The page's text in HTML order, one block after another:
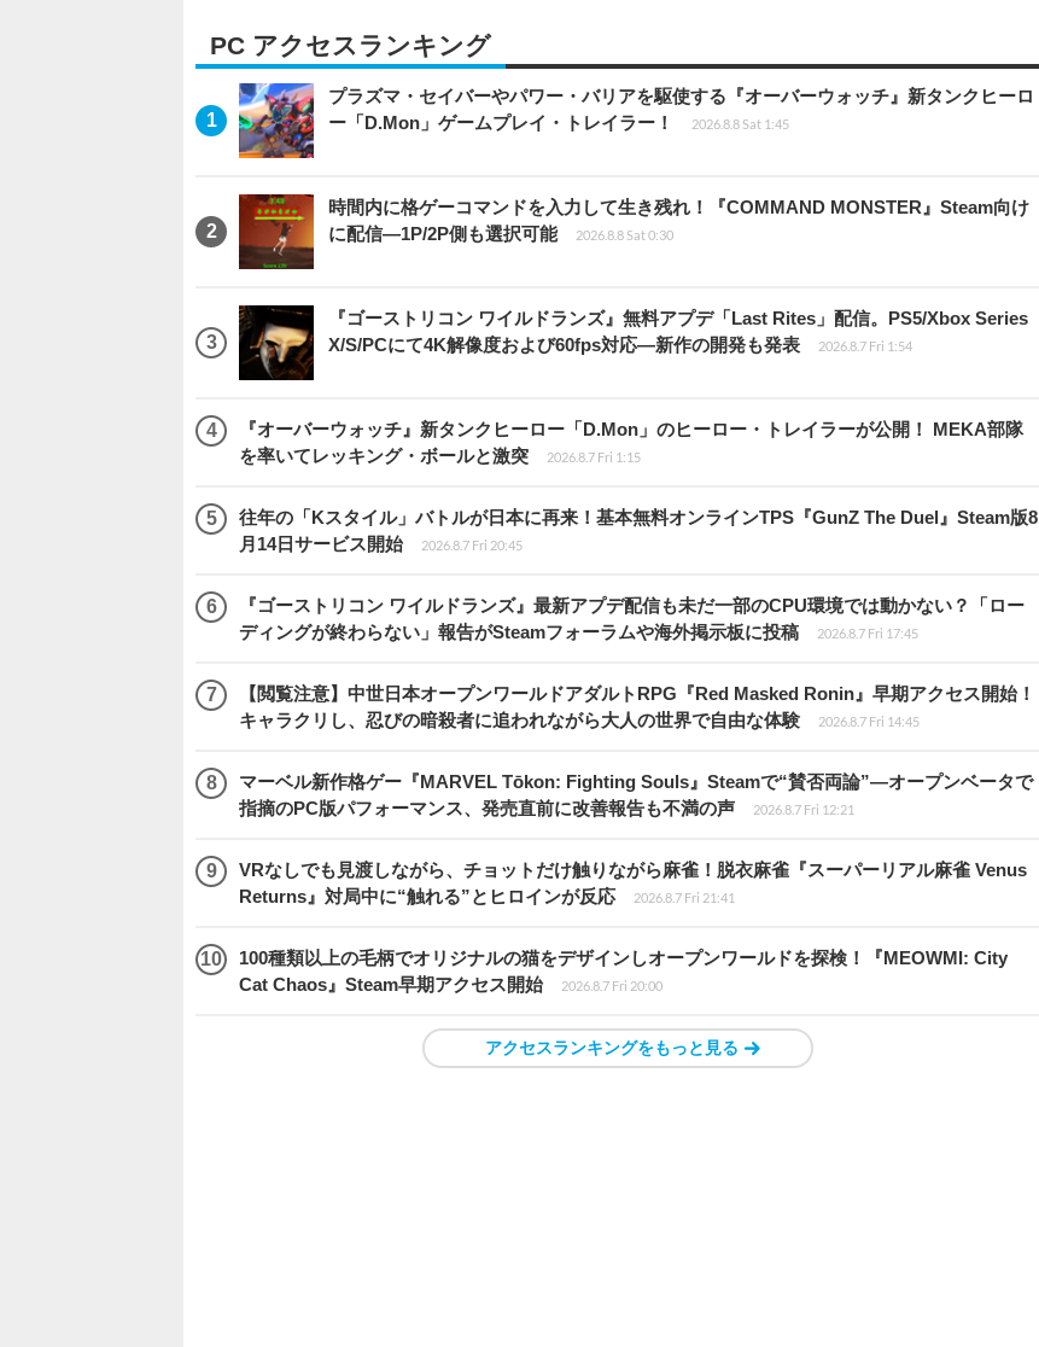
PC アクセスランキング
プラズマ・セイバーやパワー・バリアを駆使する『オーバーウォッチ』新タンクヒーロ
ー「D.Mon」ゲームプレイ・トレイラー！
2026.8.8 Sat 1:45
時間内に格ゲーコマンドを入力して生き残れ！『COMMAND MONSTER』Steam向け
に配信―1P/2P側も選択可能
2026.8.8 Sat 0:30
『ゴーストリコン ワイルドランズ』無料アプデ「Last Rites」配信。PS5/Xbox Series
X/S/PCにて4K解像度および60fps対応―新作の開発も発表
2026.8.7 Fri 1:54
『オーバーウォッチ』新タンクヒーロー「D.Mon」のヒーロー・トレイラーが公開！ MEKA部隊
を率いてレッキング・ボールと激突
2026.8.7 Fri 1:15
往年の「Kスタイル」バトルが日本に再来！基本無料オンラインTPS『GunZ The Duel』Steam版8
月14日サービス開始
2026.8.7 Fri 20:45
『ゴーストリコン ワイルドランズ』最新アプデ配信も未だ一部のCPU環境では動かない？「ロー
ディングが終わらない」報告がSteamフォーラムや海外掲示板に投稿
2026.8.7 Fri 17:45
【閲覧注意】中世日本オープンワールドアダルトRPG『Red Masked Ronin』早期アクセス開始！
キャラクリし、忍びの暗殺者に追われながら大人の世界で自由な体験
2026.8.7 Fri 14:45
マーベル新作格ゲー『MARVEL Tōkon: Fighting Souls』Steamで“賛否両論”―オープンベータで
指摘のPC版パフォーマンス、発売直前に改善報告も不満の声
2026.8.7 Fri 12:21
VRなしでも見渡しながら、チョットだけ触りながら麻雀！脱衣麻雀『スーパーリアル麻雀 Venus
Returns』対局中に“触れる”とヒロインが反応
2026.8.7 Fri 21:41
100種類以上の毛柄でオリジナルの猫をデザインしオープンワールドを探検！『MEOWMI: City
Cat Chaos』Steam早期アクセス開始
2026.8.7 Fri 20:00
アクセスランキングをもっと見る